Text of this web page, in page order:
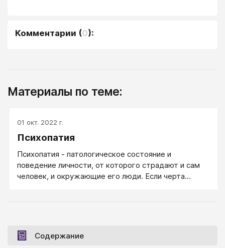
Комментарии (0):
Материалы по теме:
01 окт. 2022 г.
Психопатия
Психопатия - патологическое состояние и
поведение личности, от которого страдают и сам
человек, и окружающие его люди. Если черта
время в психиатрии и патопсихологии чаще говорят
не о психопатии, а о "расстройстве личности".
Содержание